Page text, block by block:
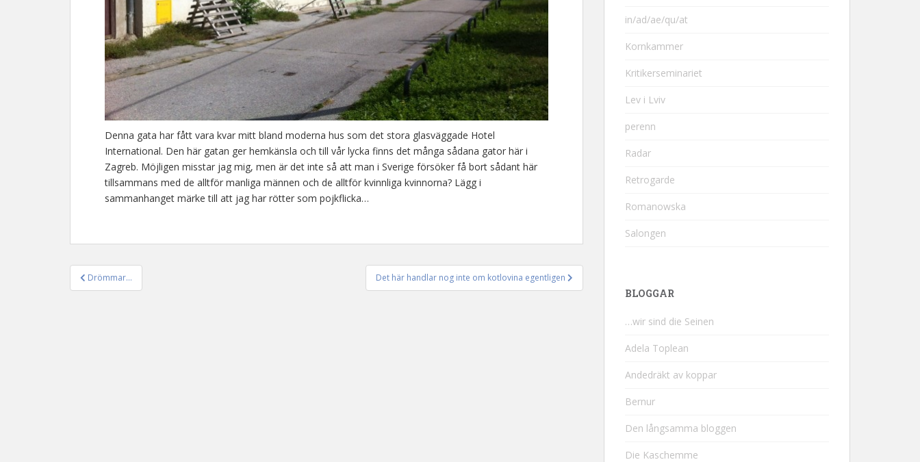
Denna gata har fått vara kvar mitt bland moderna hus som det stora glasväggade Hotel
International. Den här gatan ger hemkänsla och till vår lycka finns det många sådana gator här i
Zagreb. Möjligen misstar jag mig, men är det inte så att man i Sverige försöker få bort sådant här
tillsammans med de alltför manliga männen och de alltför kvinnliga kvinnorna? Lägg i
sammanhanget märke till att jag har rötter som pojkflicka…
Inläggsnavigering
Drömmar… Det här handlar nog inte om kotlovina egentligen
in/ad/ae/qu/at
Kornkammer
Kritikerseminariet
Lev i Lviv
perenn
Radar
Retrogarde
Romanowska
Salongen
BLOGGAR
…wir sind die Seinen
Adela Toplean
Andedräkt av koppar
Bernur
Den långsamma bloggen
Die Kaschemme